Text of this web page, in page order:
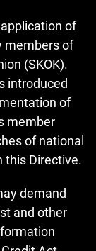
of
members of
(SKOK).
introduced
of
member
of national
this Directive.
demand
and other